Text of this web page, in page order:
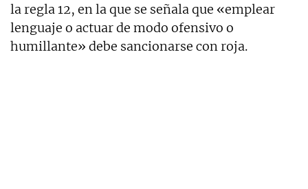
la regla 12, en la que se señala que «emplear
lenguaje o actuar de modo ofensivo o
humillante» debe sancionarse con roja.